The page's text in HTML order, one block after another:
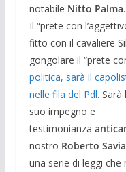
notabile Nitto Palma
Il “prete con
fitto con il cavaliere
gongolare il “prete
politica, sarà il
nelle fila del Pdl. Sarà
suo impegno e
testimonianza
nostro Roberto
una serie di leggi